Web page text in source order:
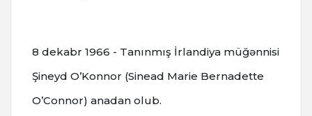
8 dekabr 1966 - Tanınmış İrlandiya müğənnisi
Şineyd O’Konnor (Sinead Marie Bernadette
O’Connor) anadan olub.